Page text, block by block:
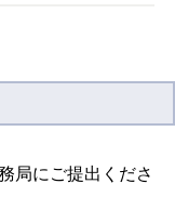
局にご提出くださ